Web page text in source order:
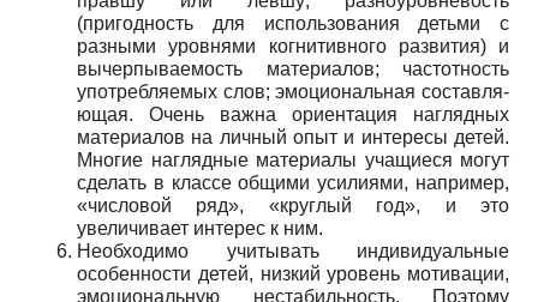
(пригодность для ис­пользования детьми с
разными уровнями когнитивно­го развития) и
вычерпываемость материалов; частот­ность
употребляемых слов; эмоциональная составля­
ющая. Очень важна ориентация наглядных
материа­лов на личный опыт и интересы детей.
Многие нагляд­ные материалы учащиеся могут
сделать в классе об­щими усилиями, например,
«числовой ряд», «круглый год», и это
увеличивает интерес к ним.
Необходимо учитывать индивидуальные
особен­ности детей, низкий уровень мотивации,
эмоциональ­ную нестабильность. Поэтому